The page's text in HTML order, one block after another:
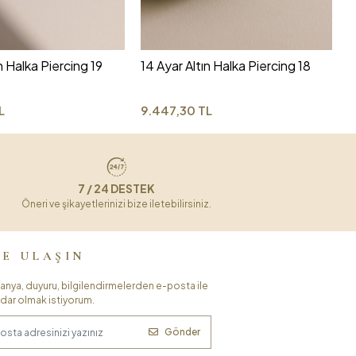
Halka Piercing 19 14 Ayar Altın Halka Piercing 18
9.447,30 TL
7 / 24 DESTEK
Öneri ve şikayetlerinizi bize iletebilirsiniz.
ULAŞIN
duyuru, bilgilendirmelerden e-posta ile
olmak istiyorum.
Gönder